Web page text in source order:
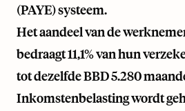
(PAYE) systeem.
Het aandeel van de
bedraagt 11,1% van hun
tot dezelfde BBD 5.280
Inkomstenbelasting wordt